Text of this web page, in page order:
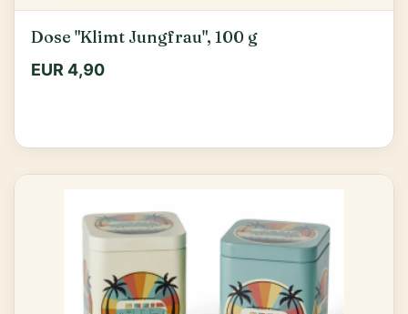
Dose "Klimt Jungfrau", 100 g
EUR 4,90